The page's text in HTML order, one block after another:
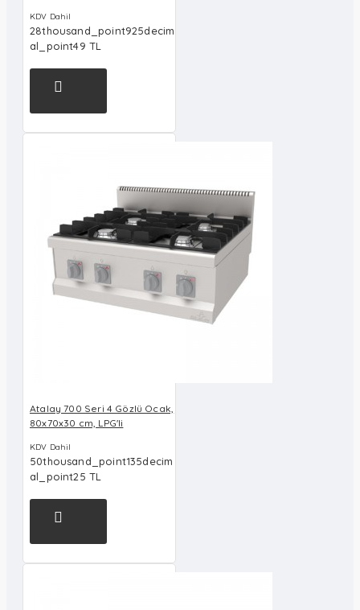
KDV Dahil
28thousand_point925decim
al_point49 TL
Atalay 700 Seri 4 Gözlü Ocak,
80x70x30 cm, LPG'li
KDV Dahil
50thousand_point135decim
al_point25 TL